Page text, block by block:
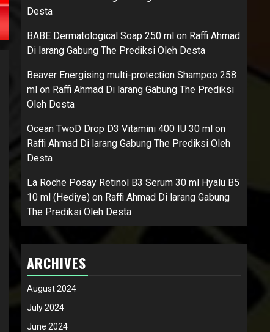
Desta
BABE Dermatological Soap 250 ml on Raffi Ahmad
Di larang Gabung The Prediksi Oleh Desta
Beaver Energising multi-protection Shampoo 258
ml on Raffi Ahmad Di larang Gabung The Prediksi
Oleh Desta
Ocean TwoD Drop D3 Vitamini 400 IU 30 ml on
Raffi Ahmad Di larang Gabung The Prediksi Oleh
Desta
La Roche Posay Retinol B3 Serum 30 ml Hyalu B5
10 ml (Hediye) on Raffi Ahmad Di larang Gabung
The Prediksi Oleh Desta
ARCHIVES
August 2024
July 2024
June 2024